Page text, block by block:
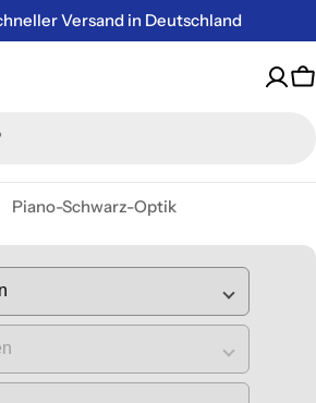
Versand in Deutschland
Piano-Schwarz-Optik